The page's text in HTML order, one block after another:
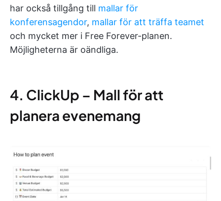
har också tillgång till mallar för
konferensagendor, mallar för att träffa teamet
och mycket mer i Free Forever-planen.
Möjligheterna är oändliga.
4. ClickUp – Mall för att
planera evenemang